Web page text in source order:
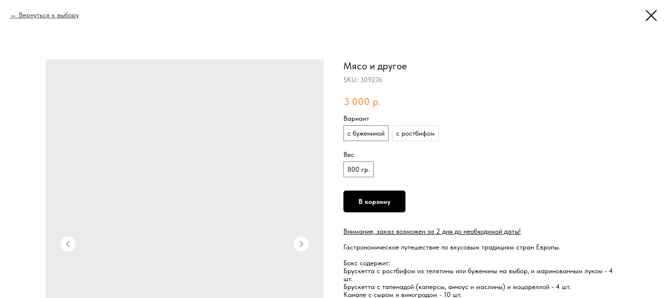
Вернуться к выбору
Мясо и другое
SKU: 309276
3 000 р.
Вариант
с бужениной
с ростбифом
Вес
800 гр.
В корзину
Внимание, заказ возможен за 2 дня до необходимой даты!
Гастрономическое путешествие по вкусовым традициям стран Европы.
Бокс содержит:
Брускетта с ростбифом из телятины или буженины на выбор, и маринованным луком - 4
шт.
Брускетта с тапенадой (каперсы, анчоус и маслины) и моцареллой - 4 шт.
Канапе с сыром и виноградом - 10 шт.